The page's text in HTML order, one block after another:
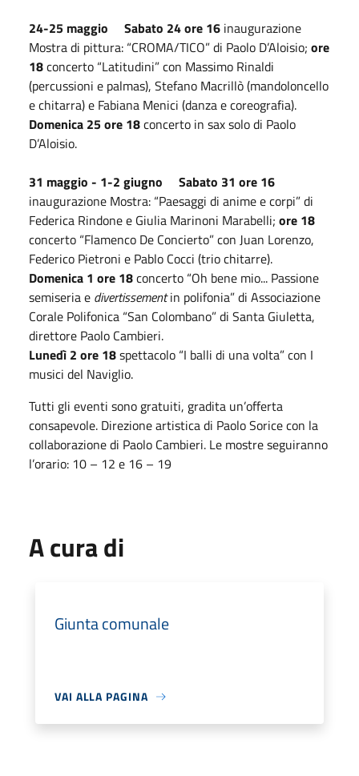
24-25 maggio
Sabato 24 ore 16 inaugurazione
Mostra di pittura: “CROMA/TICO” di Paolo D’Aloisio; ore
18concerto “Latitudini” con Massimo Rinaldi
(percussioni e palmas), Stefano Macrillò (mandoloncello
e chitarra) e Fabiana Menici (danza e coreografia).
Domenica 25 ore 18concerto in sax solo di Paolo
D’Aloisio.
31 maggio - 1-2 giugno
Sabato 31 ore 16
inaugurazione Mostra: “Paesaggi di anime e corpi” di
Federica Rindone e Giulia Marinoni Marabelli; ore 18
concerto “Flamenco De Concierto” con Juan Lorenzo,
Federico Pietroni e Pablo Cocci (trio chitarre).
Domenica 1 ore 18concerto “Oh bene mio... Passione
semiseria e divertissementin polifonia” di Associazione
Corale Polifonica “San Colombano” di Santa Giuletta,
direttore Paolo Cambieri.
Lunedì 2 ore 18spettacolo “I balli di una volta” con I
musici del Naviglio.
Tutti gli eventi sono gratuiti, gradita un’offerta
consapevole. Direzione artistica di Paolo Sorice con la
collaborazione di Paolo Cambieri. Le mostre seguiranno
l’orario: 10 – 12 e 16 – 19
A cura di
Giunta comunale
VAI ALLA PAGINA